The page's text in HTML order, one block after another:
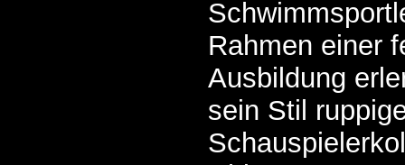
Rahmen einer
Ausbildung
sein Stil